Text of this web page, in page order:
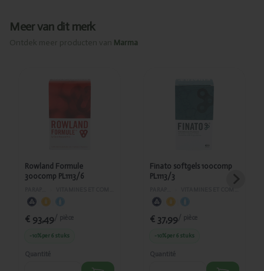
Meer van dit merk
Ontdek meer producten van Marma
Ajouté
PL1113/6
Rowland Formule
300comp PL1113/6
€ 93,49/ pièce
-10%per 6 stuks
Quantité
Finato softgels 100comp
PL1113/3
€ 37,99/ pièce
-10%per 6 stuks
Quantité